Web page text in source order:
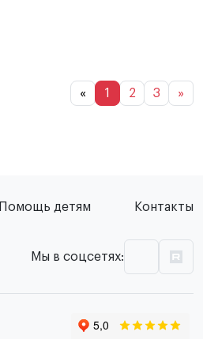
« 1 2 3 »
Помощь детям Контакты
Мы в соцсетях: